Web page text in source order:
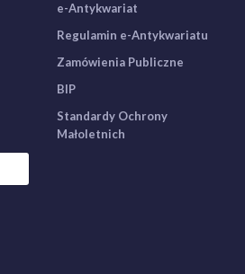
e-Antykwariat
Regulamin e-Antykwariatu
Zamówienia Publiczne
BIP
Standardy Ochrony
Małoletnich